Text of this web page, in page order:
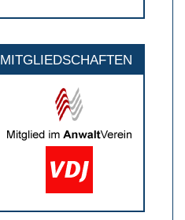
MITGLIEDSCHAFTEN